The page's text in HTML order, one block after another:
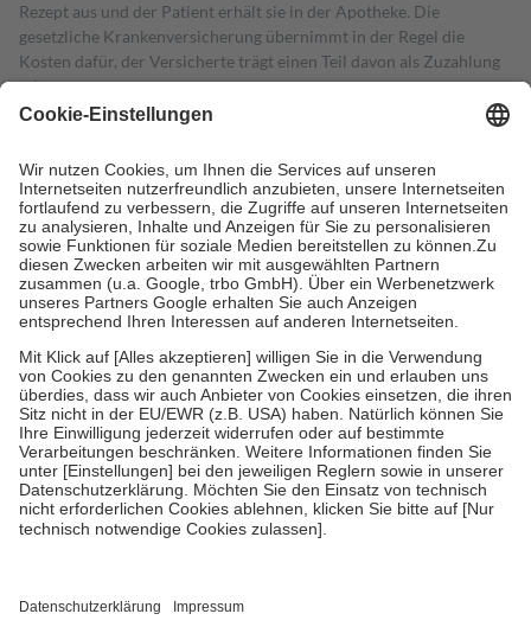
Rezept aus und der Patient erhält sie in der Apotheke. Die
gesetzliche Krankenversicherung übernimmt in der Regel die
Kosten dafür, der Versicherte trägt einen Teil davon als Zuzahlung
mit.
Grundsätzlich leisten Mitglieder Zuzahlungen in Höhe von zehn
höchstens zehn Euro.
Es sind jedoch nie mehr als die tatsächlichen
Kosten der Leistung zu entrichten.
Diese Regeln gelten grundsätzlich auch für Online-Apotheken.
Bei Heilmitteln und häuslicher Krankenpflege beträgt die
Zuzahlung zehn Prozent der Kosten sowie zehn Euro je
Verordnung.
Um das Engagement der Versicherten für ihre eigene Gesundheit zu
stärken und die besondere Stellung der Familie zu unterstützen,
fallenkeine Zuzahlungenan bei:
• Kindern und Jugendlichen bis zum vollendeten 18. Lebensjahr
mit Ausnahme der Fahrkosten
• Untersuchungen zur Vorsorge und Früherkennung, die von der
GKV getragen werden
• empfohlenen Schutzimpfungen
• Harn- und Blutteststreifen
getroffen, um sicherzustellen, dass es sich um echte Bewertungen